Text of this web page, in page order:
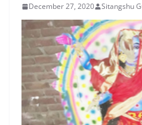
December 27, 2020 Sitangshu